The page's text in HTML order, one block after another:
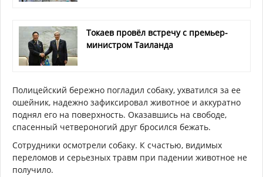
Токаев провёл встречу с премьер-
министром Таиланда
Полицейский бережно погладил собаку, ухватился за ее
ошейник, надежно зафиксировал животное и аккуратно
поднял его на поверхность. Оказавшись на свободе,
спасенный четвероногий друг бросился бежать.
Сотрудники осмотрели собаку. К счастью, видимых
переломов и серьезных травм при падении животное не
получило.